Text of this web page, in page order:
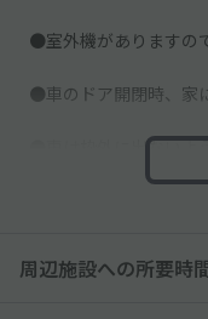
●室外機がありますの
●車のドア開閉時、家
●車は枠外に出ないよ
周辺施設への所要時